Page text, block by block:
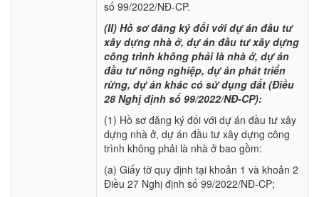
số 99/2022/NĐ-CP.
(II) Hồ sơ đăng ký đối với dự án đầu tư
xây dựng nhà ở, dự án đầu tư xây dựng
công trình không phải là nhà ở, dự án
đầu tư nông nghiệp, dự án phát triển
rừng, dự án khác có sử dụng đất (Điều
28 Nghị định số 99/2022/NĐ-CP):
(1) Hồ sơ đăng ký đối với dự án đầu tư xây
dựng nhà ở, dự án đầu tư xây dựng công
trình không phải là nhà ở bao gồm:
(a) Giấy tờ quy định tại khoản 1 và khoản 2
Điều 27 Nghị định số 99/2022/NĐ-CP;